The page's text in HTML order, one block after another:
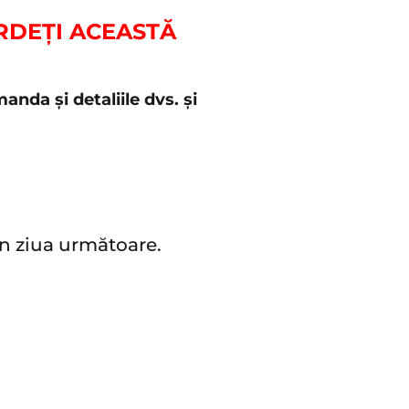
ACEASTĂ
și detaliile dvs. și
ziua următoare.